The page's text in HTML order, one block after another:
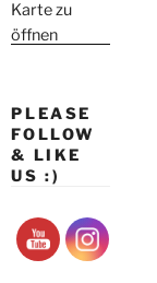
PLEASE
FOLLOW
& LIKE
US :)